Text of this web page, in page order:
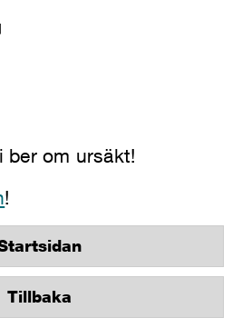
ber om ursäkt!
!
Tillbaka